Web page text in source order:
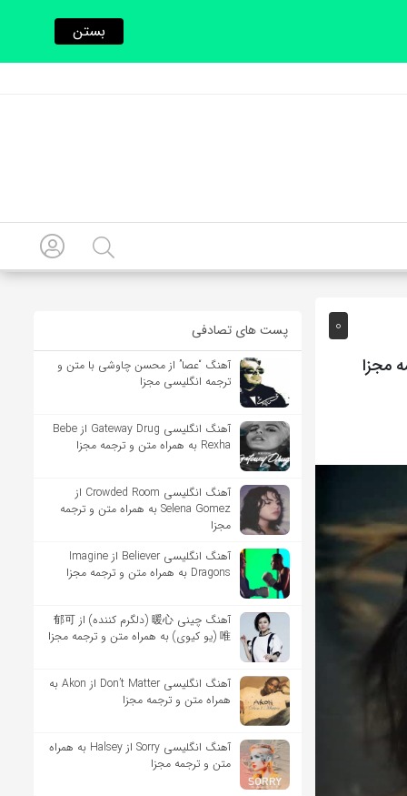
0
مجزا
پست های تصادفی
آهنگ “عصا” از محسن چاوشی با متن و
ترجمه انگلیسی مجزا
آهنگ انگلیسی Gateway Drug از Bebe
Rexha به همراه متن و ترجمه مجزا
آهنگ انگلیسی Crowded Room از
Selena Gomez به همراه متن و ترجمه
مجزا
آهنگ انگلیسی Believer از Imagine
Dragons به همراه متن و ترجمه مجزا
آهنگ چینی 暖心 (دلگرم کننده) از 郁可
唯 (یو کیوی) به همراه متن و ترجمه مجزا
آهنگ انگلیسی Don’t Matter از Akon به
همراه متن و ترجمه مجزا
آهنگ انگلیسی Sorry از Halsey به همراه
متن و ترجمه مجزا
بستن